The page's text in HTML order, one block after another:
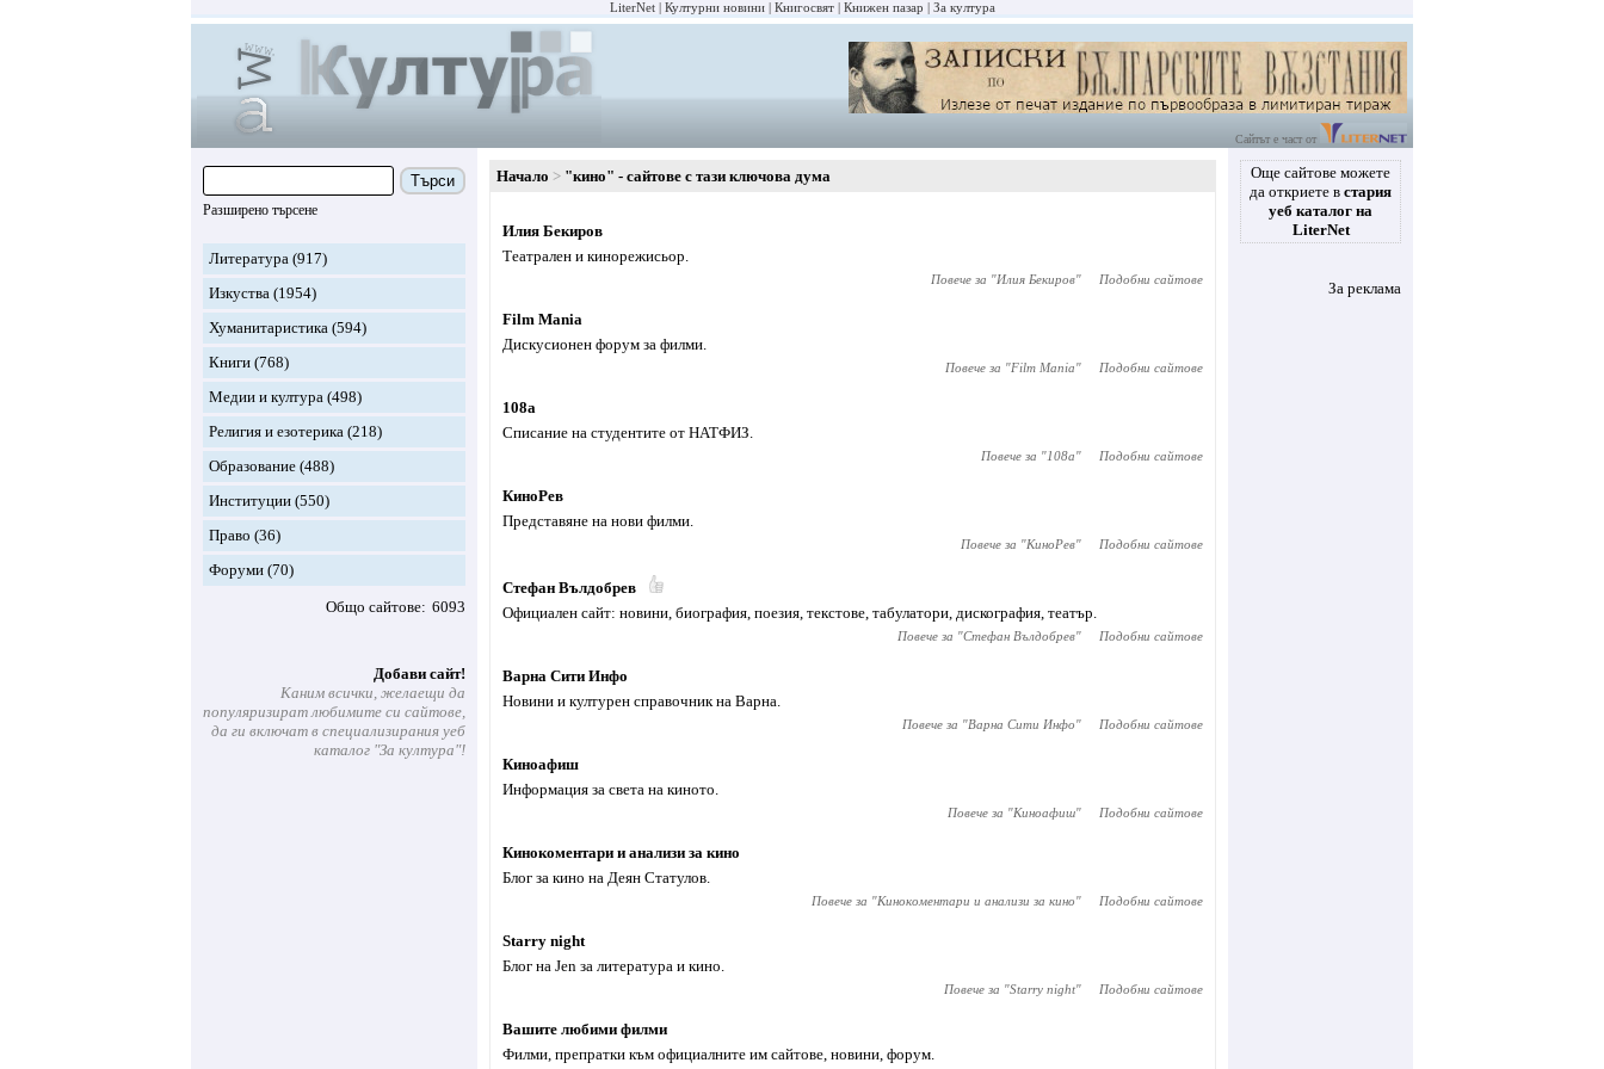
LiterNet Културни новини Книгосвят Книжен пазар За култура
Сайтът е част от
Търси
Разширено търсене
Литература (917)
Изкуства (1954)
Хуманитаристика (594)
Книги (768)
Медии и култура (498)
Религия и езотерика (218)
Образование (488)
Институции (550)
Право (36)
Форуми (70)
Общо сайтове 6093
Добави сайт!
Каним всички, желаещи да
популяризират любимите си сайтове,
да ги включат в специализирания уеб
каталог "За култура"!
Начало "кино" - сайтове с тази ключова дума
Илия Бекиров
Театрален и кинорежисьор.
Повече за "Илия Бекиров" Подобни сайтове
Film Mania
Дискусионен форум за филми.
Повече за "Film Mania" Подобни сайтове
108а
Списание на студентите от НАТФИЗ.
Повече за "108а" Подобни сайтове
КиноРев
Представяне на нови филми.
Повече за "КиноРев" Подобни сайтове
Стефан Вълдобрев
Официален сайт: новини, биография, поезия, текстове, табулатори, дискография, театър.
Повече за "Стефан Вълдобрев" Подобни сайтове
Варна Сити Инфо
Новини и културен справочник на Варна.
Повече за "Варна Сити Инфо" Подобни сайтове
Киноафиш
Информация за света на киното.
Повече за "Киноафиш" Подобни сайтове
Кинокоментари и анализи за кино
Блог за кино на Деян Статулов.
Повече за "Кинокоментари и анализи за кино" Подобни сайтове
Starry night
Блог на Jen за литература и кино.
Повече за "Starry night" Подобни сайтове
Вашите любими филми
Филми, препратки към официалните им сайтове, новини, форум.
Още сайтове можете
да откриете в стария
уеб каталог на
LiterNet
За реклама